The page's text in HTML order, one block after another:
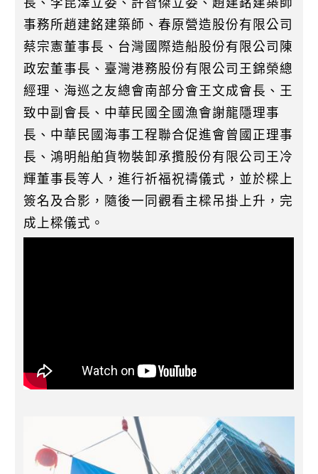
事務所趙建銘建築師、春原營造股份有限公司
蔡宗憲董事長、台灣國際造船股份有限公司陳
政宏董事長、臺灣港務股份有限公司王錦榮總
經理、海巡之友總會南部分會王文成會長、王
致中副會長、中華民國全國漁會謝龍隱理事
長、中華民國海事工程聯合促進會曾國正理事
長、鴻明船舶貨物裝卸承攬股份有限公司王冷
輝董事長等人，進行祈福祝禱儀式，並於樑上
簽名及合影，隨後一同觀看主樑吊掛上升，完
成上樑儀式。